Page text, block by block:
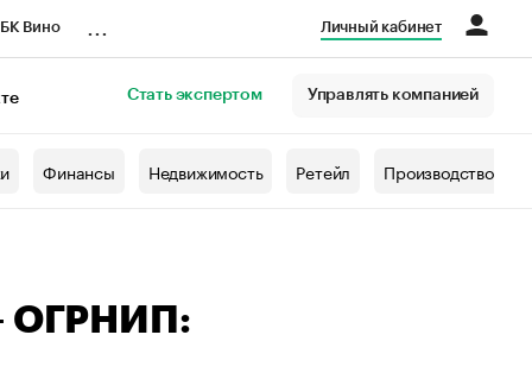
Вино Личный кабинет
Стать экспертом Управлять компанией
Финансы Недвижимость Ретейл Производство
ОГРНИП: